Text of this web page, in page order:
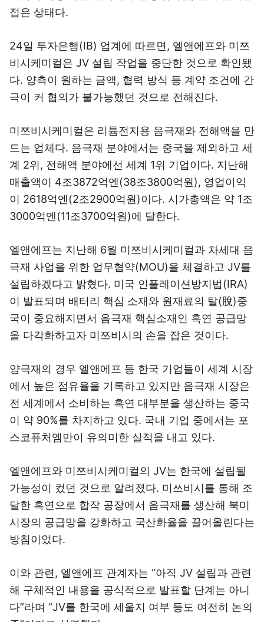
접은 상태다.
24일 투자은행(IB) 업계에 따르면, 엘앤에프와 미쯔
비시케미컬은 JV 설립 작업을 중단한 것으로 확인됐
다. 양측이 원하는 금액, 협력 방식 등 계약 조건에 간
극이 커 협의가 불가능했던 것으로 전해진다.
미쯔비시케미컬은 리튬전지용 음극재와 전해액을 만
드는 업체다. 음극재 분야에서는 중국을 제외하고 세
계 2위, 전해액 분야에선 세계 1위 기업이다. 지난해
매출액이 4조3872억엔(38조3800억원), 영업이익
이 2618억엔(2조2900억원)이다. 시가총액은 약 1조
3000억엔(11조3700억원)에 달한다.
엘앤에프는 지난해 6월 미쯔비시케미컬과 차세대 음
극재 사업을 위한 업무협약(MOU)을 체결하고 JV를
설립하겠다고 밝혔다. 미국 인플레이션방지법(IRA)
이 발표되며 배터리 핵심 소재와 원재료의 탈(脫)중
국이 중요해지면서 음극재 핵심소재인 흑연 공급망
을 다각화하고자 미쯔비시의 손을 잡은 것이다.
양극재의 경우 엘앤에프 등 한국 기업들이 세계 시장
에서 높은 점유율을 기록하고 있지만 음극재 시장은
전 세계에서 소비하는 흑연 대부분을 생산하는 중국
이 약 90%를 차지하고 있다. 국내 기업 중에서는 포
스코퓨처엠만이 유의미한 실적을 내고 있다.
엘앤에프와 미쯔비시케미컬의 JV는 한국에 설립될
가능성이 컸던 것으로 알려졌다. 미쓰비시를 통해 조
달한 흑연으로 합작 공장에서 음극재를 생산해 북미
시장의 공급망을 강화하고 국산화율을 끌어올린다는
방침이었다.
이와 관련, 엘앤에프 관계자는 “아직 JV 설립과 관련
해 구체적인 내용을 공식적으로 발표할 단계는 아니
다”라며 “JV를 한국에 세울지 여부 등도 여전히 논의